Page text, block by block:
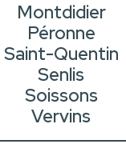
Montdidier
Péronne
Saint-Quentin
Senlis
Soissons
Vervins